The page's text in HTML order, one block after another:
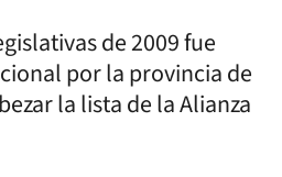
de 2009 fue
por la provincia de
la lista de la Alianza